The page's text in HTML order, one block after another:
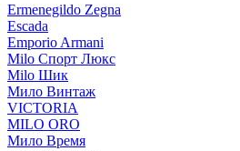
Ermenegildo Zegna
Escada
Emporio Armani
Milo Спорт Люкс
Milo Шик
Мило Винтаж
VICTORIA
MILO ORO
Мило Время